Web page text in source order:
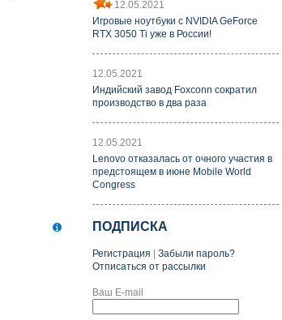
12.05.2021
Игровые ноутбуки с NVIDIA GeForce
RTX 3050 Ti уже в России!
12.05.2021
Индийский завод Foxconn сократил
производство в два раза
12.05.2021
Lenovo отказалась от очного участия в
предстоящем в июне Mobile World
Congress
ПОДПИСКА
Регистрация
Забыли пароль?
Отписаться от рассылки
Ваш E-mail